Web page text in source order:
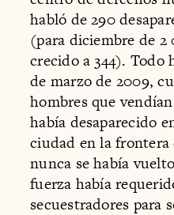
habló de 290
(para diciembre de 2
crecido a 344). Todo
de marzo de 2009,
hombres que
había desaparecido
ciudad en la
nunca se había
fuerza había
secuestradores para